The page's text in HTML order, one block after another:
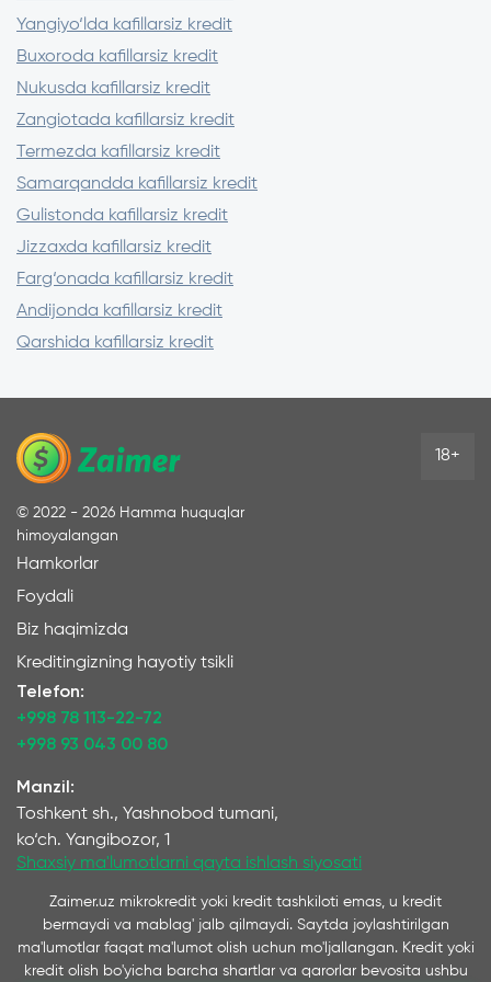
Yangiyo‘lda kafillarsiz kredit
Buxoroda kafillarsiz kredit
Nukusda kafillarsiz kredit
Zangiotada kafillarsiz kredit
Termezda kafillarsiz kredit
Samarqandda kafillarsiz kredit
Gulistonda kafillarsiz kredit
Jizzaxda kafillarsiz kredit
Farg‘onada kafillarsiz kredit
Andijonda kafillarsiz kredit
Qarshida kafillarsiz kredit
© 2022 - 2026 Hamma huquqlar
himoyalangan
Hamkorlar
Foydali
Biz haqimizda
Kreditingizning hayotiy tsikli
Telefon:
+998 78 113-22-72
+998 93 043 00 80
Manzil:
Toshkent sh., Yashnobod tumani,
ko‘ch. Yangibozor, 1
Shaxsiy ma'lumotlarni qayta ishlash siyosati
18+
Zaimer.uz mikrokredit yoki kredit tashkiloti emas, u kredit
bermaydi va mablag' jalb qilmaydi. Saytda joylashtirilgan
ma'lumotlar faqat ma'lumot olish uchun mo'ljallangan. Kredit yoki
kredit olish bo'yicha barcha shartlar va qarorlar bevosita ushbu